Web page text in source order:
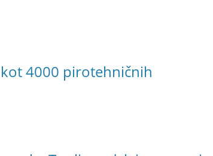
4000 pirotehničnih